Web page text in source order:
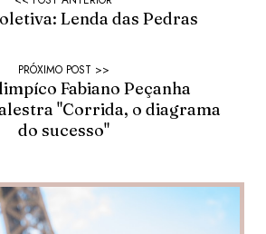
Lenda das Pedras
Fabiano Peçanha
"Corrida, o diagrama
do sucesso"